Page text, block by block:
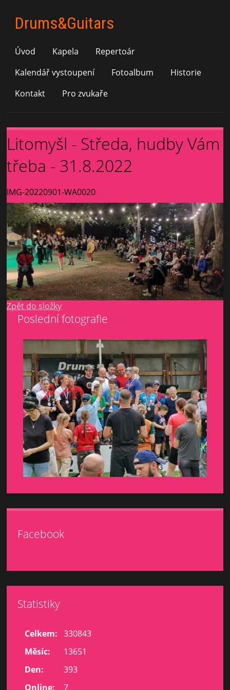
Drums&Guitars
Úvod Kapela
Repertoár
Kalendář vystoupení
Fotoalbum
Historie
Kontakt
Pro zvukaře
Litomyšl - Středa, hudby Vám
třeba - 31.8.2022
IMG-20220901-WA0020
Zpět do složky
Poslední fotografie
Facebook
Statistiky
Online: 7
Celkem: 330843
Měsíc:
13651
Den:
393